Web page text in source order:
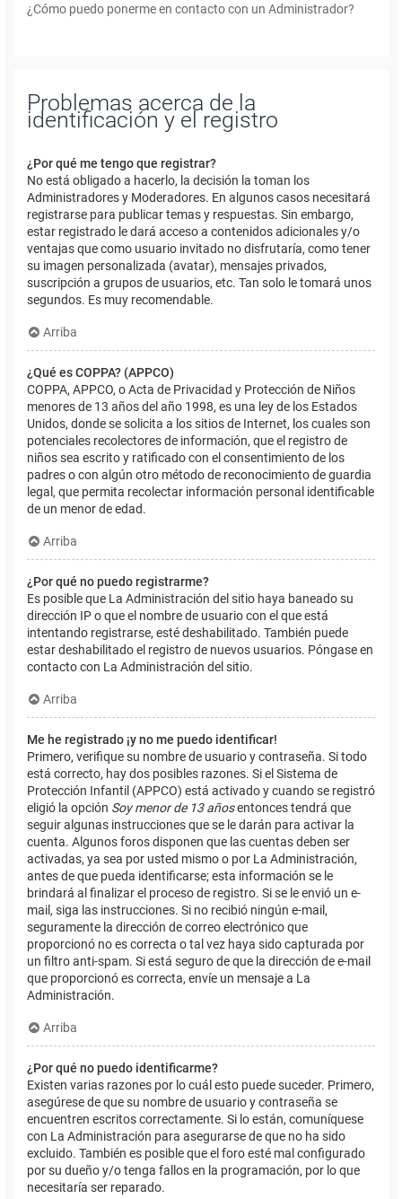
¿Cómo puedo ponerme en contacto con un Administrador?
Problemas acerca de la
identificación y el registro
¿Por qué me tengo que registrar?
No está obligado a hacerlo, la decisión la toman los
Administradores y Moderadores. En algunos casos necesitará
registrarse para publicar temas y respuestas. Sin embargo,
estar registrado le dará acceso a contenidos adicionales y/o
ventajas que como usuario invitado no disfrutaría, como tener
su imagen personalizada (avatar), mensajes privados,
suscripción a grupos de usuarios, etc. Tan solo le tomará unos
segundos. Es muy recomendable.
Arriba
¿Qué es COPPA? (APPCO)
COPPA, APPCO, o Acta de Privacidad y Protección de Niños
menores de 13 años del año 1998, es una ley de los Estados
Unidos, donde se solicita a los sitios de Internet, los cuales son
potenciales recolectores de información, que el registro de
niños sea escrito y ratificado con el consentimiento de los
padres o con algún otro método de reconocimiento de guardia
legal, que permita recolectar información personal identificable
de un menor de edad.
Arriba
¿Por qué no puedo registrarme?
Es posible que La Administración del sitio haya baneado su
dirección IP o que el nombre de usuario con el que está
intentando registrarse, esté deshabilitado. También puede
estar deshabilitado el registro de nuevos usuarios. Póngase en
contacto con La Administración del sitio.
Arriba
Me he registrado ¡y no me puedo identificar!
Primero, verifique su nombre de usuario y contraseña. Si todo
está correcto, hay dos posibles razones. Si el Sistema de
Protección Infantil (APPCO) está activado y cuando se registró
eligió la opción Soy menor de 13 añosentonces tendrá que
seguir algunas instrucciones que se le darán para activar la
cuenta. Algunos foros disponen que las cuentas deben ser
activadas, ya sea por usted mismo o por La Administración,
antes de que pueda identificarse; esta información se le
brindará al finalizar el proceso de registro. Si se le envió un e-
mail, siga las instrucciones. Si no recibió ningún e-mail,
seguramente la dirección de correo electrónico que
proporcionó no es correcta o tal vez haya sido capturada por
un filtro anti-spam. Si está seguro de que la dirección de e-mail
que proporcionó es correcta, envíe un mensaje a La
Administración.
Arriba
¿Por qué no puedo identificarme?
Existen varias razones por lo cuál esto puede suceder. Primero,
asegúrese de que su nombre de usuario y contraseña se
encuentren escritos correctamente. Si lo están, comuníquese
con La Administración para asegurarse de que no ha sido
excluido. También es posible que el foro esté mal configurado
por su dueño y/o tenga fallos en la programación, por lo que
necesitaría ser reparado.